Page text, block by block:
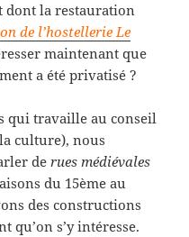
dont la restauration
de l’hostellerie Le
maintenant que
a été privatisé ?
qui travaille au conseil
culture), nous
derues médiévales
du 15ème au
des constructions
qu’on s’y intéresse.